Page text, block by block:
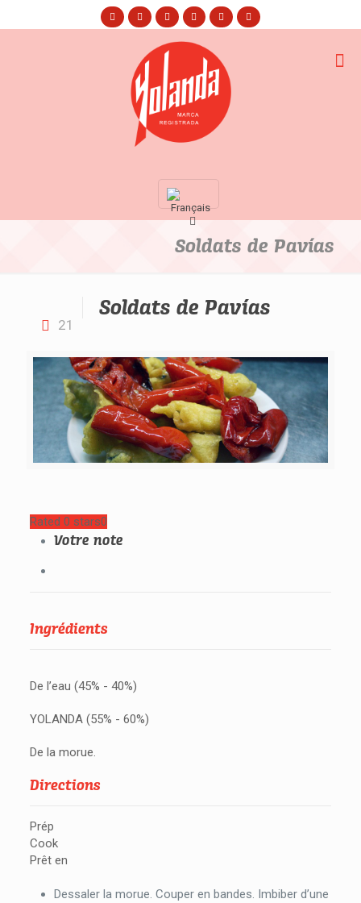
Soldats de Pavías
21
Soldats de Pavías
Rated 0 stars0
Votre note
Ingrédients
De l’eau (45% - 40%)
YOLANDA (55% - 60%)
De la morue.
Directions
Prép
Cook
Prêt en
Dessaler la morue. Couper en bandes. Imbiber d’une